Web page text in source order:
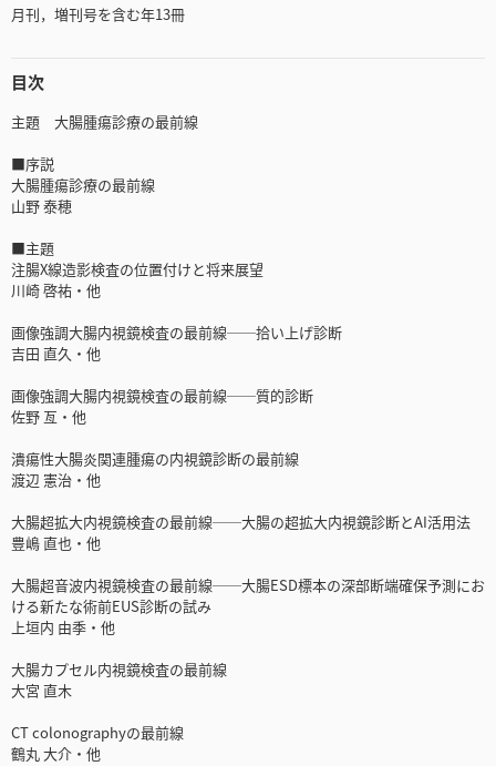
月刊，増刊号を含む年13冊
目次
主題 大腸腫瘍診療の最前線
■序説
大腸腫瘍診療の最前線
山野 泰穂
■主題
注腸X線造影検査の位置付けと将来展望
川崎 啓祐・他
画像強調大腸内視鏡検査の最前線──拾い上げ診断
吉田 直久・他
画像強調大腸内視鏡検査の最前線──質的診断
佐野 亙・他
潰瘍性大腸炎関連腫瘍の内視鏡診断の最前線
渡辺 憲治・他
大腸超拡大内視鏡検査の最前線──大腸の超拡大内視鏡診断とAI活用法
豊嶋 直也・他
大腸超音波内視鏡検査の最前線──大腸ESD標本の深部断端確保予測にお
ける新たな術前EUS診断の試み
上垣内 由季・他
大腸カプセル内視鏡検査の最前線
大宮 直木
CT colonographyの最前線
鶴丸 大介・他